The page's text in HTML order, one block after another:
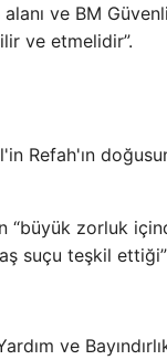
ve BM
ve etmelidir”.
Refah'ın
“büyük zorluk
suçu teşkil
ve